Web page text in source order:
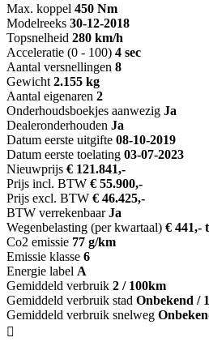
Max. koppel 450 Nm
Modelreeks 30-12-2018
Topsnelheid 280 km/h
Acceleratie (0 - 100) 4 sec
Aantal versnellingen 8
Gewicht 2.155 kg
Aantal eigenaren 2
Onderhoudsboekjes aanwezig Ja
Dealeronderhouden Ja
Datum eerste uitgifte 08-10-2019
Datum eerste toelating 03-07-2023
Nieuwprijs € 121.841,-
Prijs incl. BTW € 55.900,-
Prijs excl. BTW € 46.425,-
BTW verrekenbaar Ja
Wegenbelasting (per kwartaal) € 441,-
Co2 emissie 77 g/km
Emissie klasse 6
Energie label A
Gemiddeld verbruik 2 / 100km
Gemiddeld verbruik stad Onbekend /
Gemiddeld verbruik snelweg